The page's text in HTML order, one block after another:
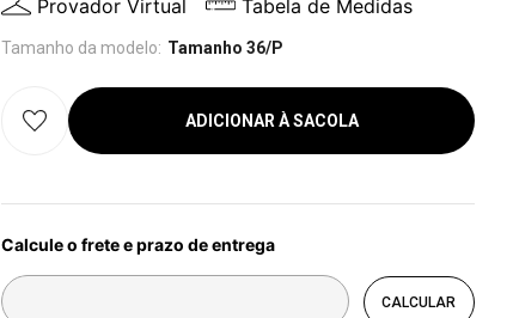
Provador Virtual Tabela de Medidas
Tamanho da modelo: Tamanho 36/P
ADICIONAR À SACOLA